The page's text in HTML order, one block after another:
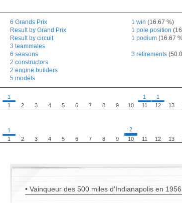
6 Grands Prix
Result by Grand Prix
Result by circuit
3 teammates
6 seasons
2 constructors
2 engine builders
5 models
1 win (16.67 %)
1 pole position
1 podium (16.67
3 retirements
1
1
2 3 4 5 6 7 8 9 10
1
11
1
12
13
1
1
2 3 4 5 6 7 8 9
2
10
11 12 13
• Vainqueur des 500 miles d'Indianapolis en 1956